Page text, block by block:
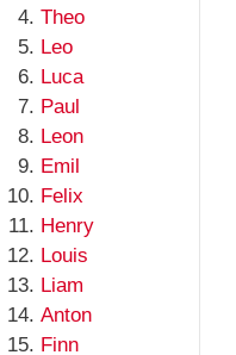
Theo
Leo
Luca
Paul
Leon
Emil
Felix
Henry
Louis
Liam
Anton
Finn